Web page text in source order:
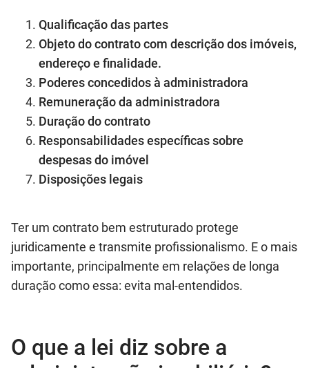
Qualificação das partes
Objeto do contrato com descrição dos imóveis,
endereço e finalidade.
Poderes concedidos à administradora
Remuneração da administradora
Duração do contrato
Responsabilidades específicas sobre
despesas do imóvel
Disposições legais
Ter um contrato bem estruturado protege
juridicamente e transmite profissionalismo. E o mais
importante, principalmente em relações de longa
duração como essa: evita mal-entendidos.
O que a lei diz sobre a